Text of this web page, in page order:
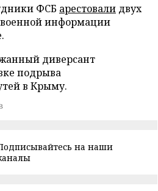
ФСБ арестовали двух
военной информации
диверсант
подрыва
в Крыму.
на наши